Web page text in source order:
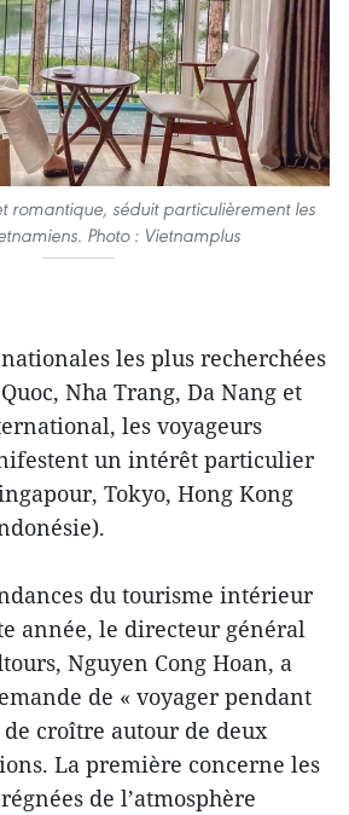
romantique, séduit particulièrement les
Photo : Vietnamplus
les plus recherchées
Nha Trang, Da Nang et
les voyageurs
un intérêt particulier
Tokyo, Hong Kong
du tourisme intérieur
année, le directeur général
Nguyen Cong Hoan, a
de « voyager pendant
croître autour de deux
La première concerne les
de l’atmosphère